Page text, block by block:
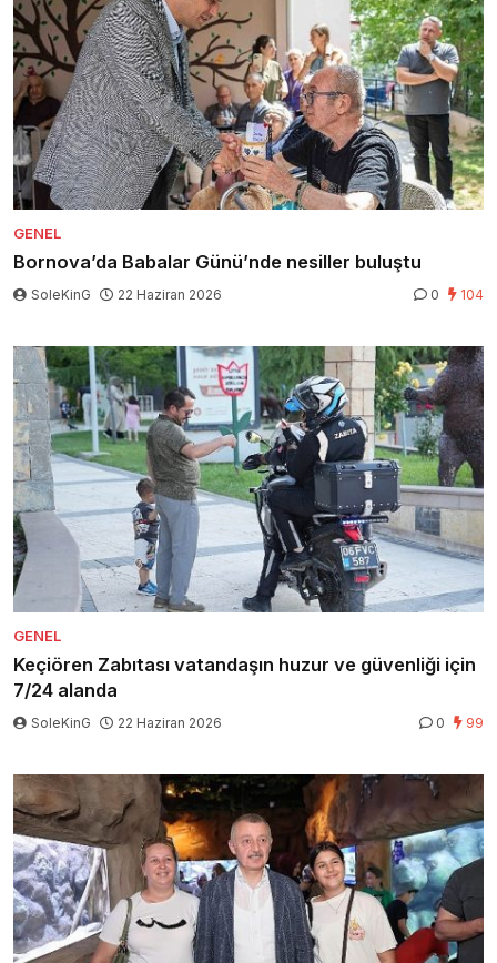
GENEL
Bornova’da Babalar Günü’nde nesiller buluştu
SoleKinG 22 Haziran 2026 0 104
GENEL
Keçiören Zabıtası vatandaşın huzur ve güvenliği için
7/24 alanda
SoleKinG 22 Haziran 2026 0 99